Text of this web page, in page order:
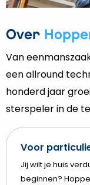
Over
Van
een allround
honderd jaar
sterspeler in de
Voor
Jij wilt je huis
beginnen?